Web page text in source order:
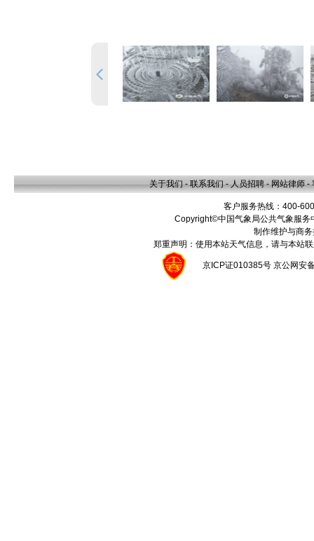
关于我们 - 联系我们 - 人员招聘 - 网站律师 -
客户服务热线：400-
Copyright©中国气象局公共气象服
制作维护与商
郑重声明：使用本站天气信息，请与本站
京ICP证010385号 京公网安